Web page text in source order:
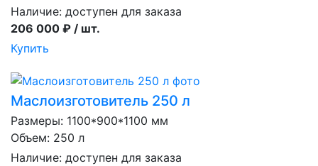
Наличие: доступен для заказа
206 000 ₽ / шт.
Купить
Маслоизготовитель 250 л
Размеры: 1100*900*1100 мм
Объем: 250 л
Наличие: доступен для заказа